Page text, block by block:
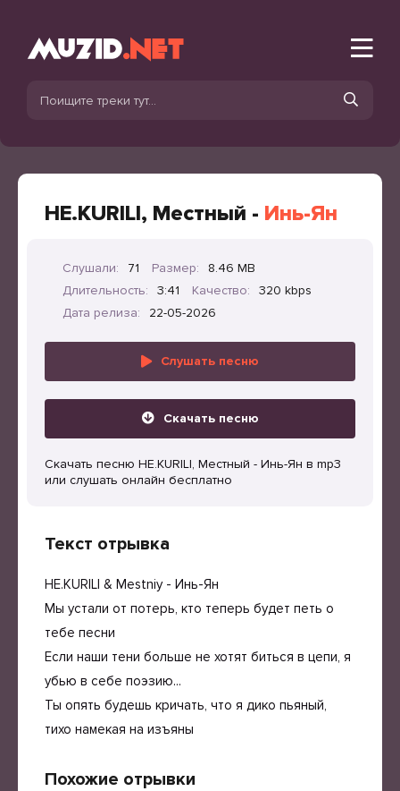
НЕ.KURILI, Местный - Инь-Ян
Слушали: 71 Размер:
8.46 MB
Длительность:
3:41 Качество:
320 kbps
Дата релиза:
22-05-2026
Слушать песню
Скачать песню
Скачать песню НЕ.KURILI, Местный - Инь-Ян в mp3
или слушать онлайн бесплатно
Текст отрывка
НЕ.KURILI & Mestniy - Инь-Ян
Мы устали от потерь, кто теперь будет петь о
тебе песни
Если наши тени больше не хотят биться в цепи, я
убью в себе поэзию...
Ты опять будешь кричать, что я дико пьяный,
тихо намекая на изъяны
Похожие отрывки